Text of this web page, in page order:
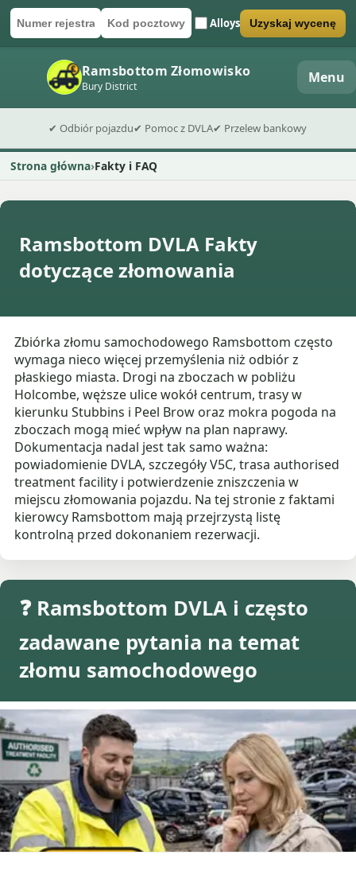
Numer rejestracyjny
Kod pocztowyAlloys
Wyślij formularz wyceny Uzyskaj wycenę
Ramsbottom Złomowisko
Bury District Menu
✔ Odbiór pojazdu✔ Pomoc z DVLA✔ Przelew bankowy
Strona główna Fakty i FAQ
Ramsbottom DVLA Fakty
dotyczące złomowania
Zbiórka złomu samochodowego Ramsbottom często
wymaga nieco więcej przemyślenia niż odbiór z
płaskiego miasta. Drogi na zboczach w pobliżu
Holcombe, węższe ulice wokół centrum, trasy w
kierunku Stubbins i Peel Brow oraz mokra pogoda na
zboczach mogą mieć wpływ na plan naprawy.
Dokumentacja nadal jest tak samo ważna:
powiadomienie DVLA, szczegóły V5C, trasa authorised
treatment facility i potwierdzenie zniszczenia w
miejscu złomowania pojazdu. Na tej stronie z faktami
kierowcy Ramsbottom mają przejrzystą listę
kontrolną przed dokonaniem rezerwacji.
❓ Ramsbottom DVLA i często
zadawane pytania na temat
złomu samochodowego